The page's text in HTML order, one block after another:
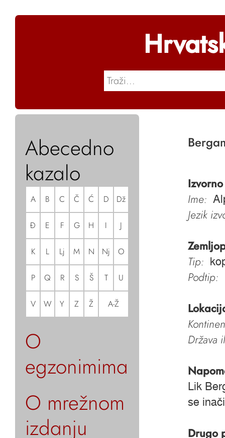
Abecedno
kazalo
A B C Č Ć D Dž
Đ E F G H I J
K L Lj M N Nj O
P Q R S Š T U
V W Y Z Ž A-Ž
O
egzonimima
O mrežnom
izdanju
Ime:
Jezik
Tip:
Podtip:
Država
Lik
se
Drugo